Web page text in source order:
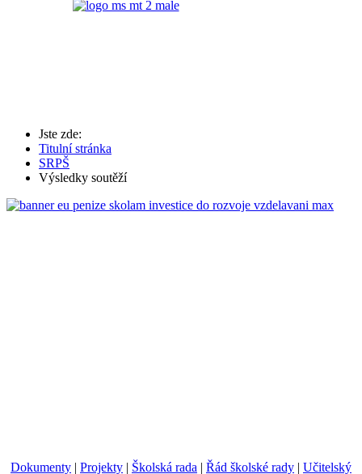
Jste zde:
Titulní stránka
SRPŠ
Výsledky soutěží
Dokumenty | Projekty | Školská rada | Řád školské rady | Učitelský